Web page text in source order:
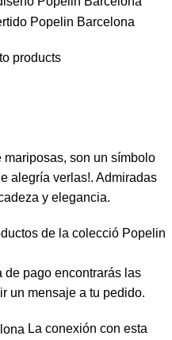
products
mariposas, son un símbolo
alegría verlas!. Admiradas
y elegancia.
de pago encontrarás las
un mensaje a tu pedido.
La conexión con esta